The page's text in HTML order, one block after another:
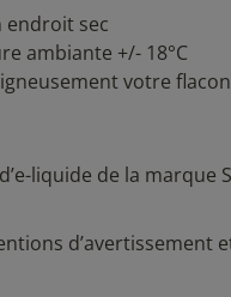
endroit sec
ambiante +/- 18°C
votre
liquide de la marque
d’avertissement